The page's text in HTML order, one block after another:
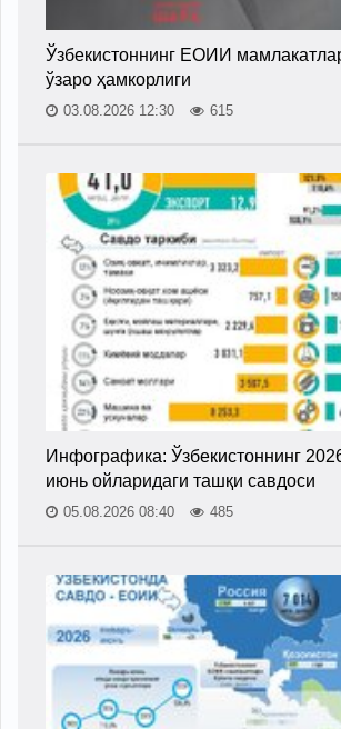
Ўзбекистоннинг ЕОИИ
ўзаро ҳамкорлиги
03.08.2026 12:30 615
Инфографика: Ўзбекистоннинг
июнь ойларидаги ташқи савдоси
05.08.2026 08:40 485